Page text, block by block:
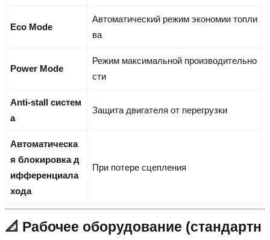
Eco Mode
Автоматический режим экономии топли
ва
Power Mode
Режим максимальной производительно
сти
Anti-stall систем
а
Защита двигателя от перегрузки
Автоматическа
я блокировка д
ифференциала
хода
При потере сцепления
📐 Рабочее оборудование (стандартн